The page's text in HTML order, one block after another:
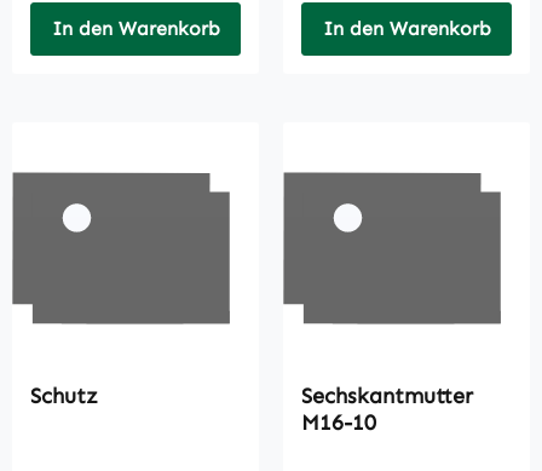
In den Warenkorb In den Warenkorb
Schutz
Sechskantmutter
M16-10